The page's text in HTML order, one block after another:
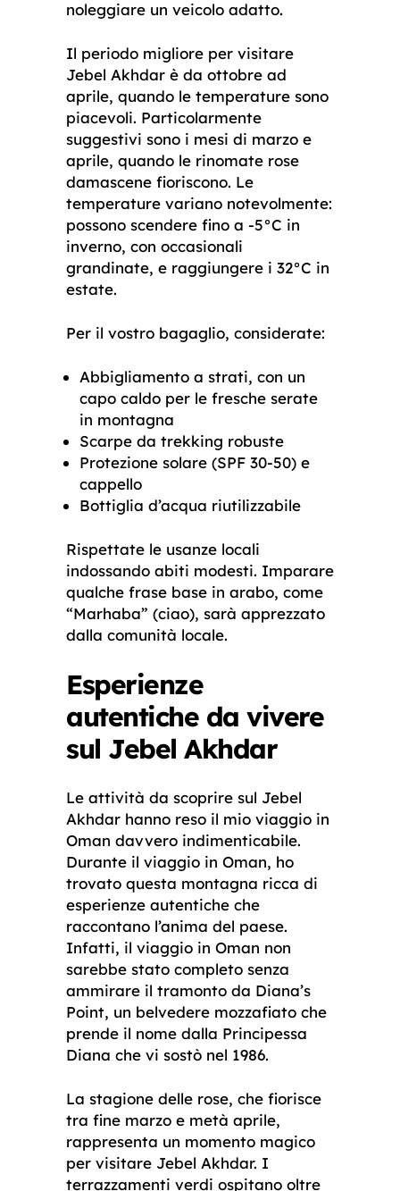
noleggiare un veicolo adatto.
Il periodo migliore per visitare
Jebel Akhdar è da ottobre ad
aprile, quando le temperature sono
piacevoli. Particolarmente
suggestivi sono i mesi di marzo e
aprile, quando le rinomate rose
damascene fioriscono. Le
temperature variano notevolmente:
possono scendere fino a -5°C in
inverno, con occasionali
grandinate, e raggiungere i 32°C in
estate.
Per il vostro bagaglio, considerate:
Abbigliamento a strati, con un
capo caldo per le fresche serate
in montagna
Scarpe da trekking robuste
Protezione solare (SPF 30-50) e
cappello
Bottiglia d’acqua riutilizzabile
Rispettate le usanze locali
indossando abiti modesti. Imparare
qualche frase base in arabo, come
“Marhaba” (ciao), sarà apprezzato
dalla comunità locale.
Esperienze
autentiche da vivere
sul Jebel Akhdar
Le attività da scoprire sul Jebel
Akhdar hanno reso il mio viaggio in
Oman davvero indimenticabile.
Durante il viaggio in Oman, ho
trovato questa montagna ricca di
esperienze autentiche che
raccontano l’anima del paese.
Infatti, il viaggio in Oman non
sarebbe stato completo senza
ammirare il tramonto da Diana’s
Point, un belvedere mozzafiato che
prende il nome dalla Principessa
Diana che vi sostò nel 1986.
La stagione delle rose, che fiorisce
tra fine marzo e metà aprile,
rappresenta un momento magico
per visitare Jebel Akhdar. I
terrazzamenti verdi ospitano oltre